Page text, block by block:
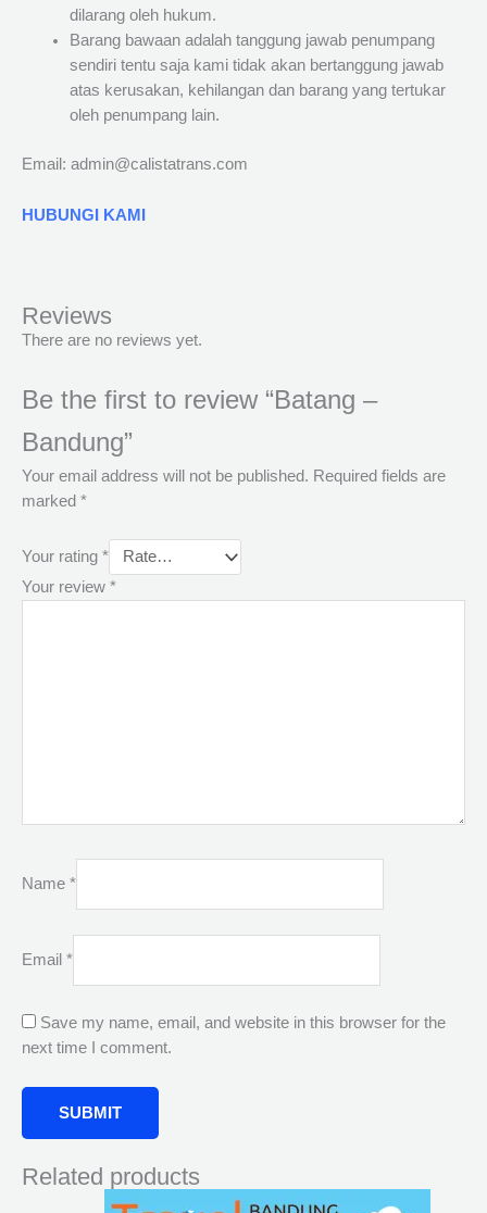
dilarang oleh hukum.
Barang bawaan adalah tanggung jawab penumpang
sendiri tentu saja kami tidak akan bertanggung jawab
atas kerusakan, kehilangan dan barang yang tertukar
oleh penumpang lain.
Email: admin@calistatrans.com
HUBUNGI KAMI
Reviews
There are no reviews yet.
Be the first to review “Batang –
Bandung”
Your email address will not be published. Required fields are
marked *
Your rating *
Your review *
Name *
Email *
Save my name, email, and website in this browser for the
next time I comment.
Related products